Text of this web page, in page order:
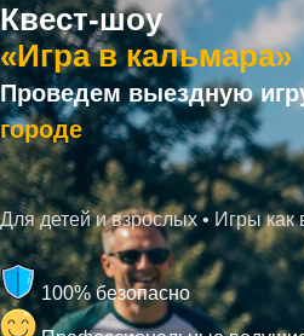
Квест-шоу
«Игра в кальмара»
Проведем выездную
городе
Для детей и взрослых • Игры как
100% безопасно